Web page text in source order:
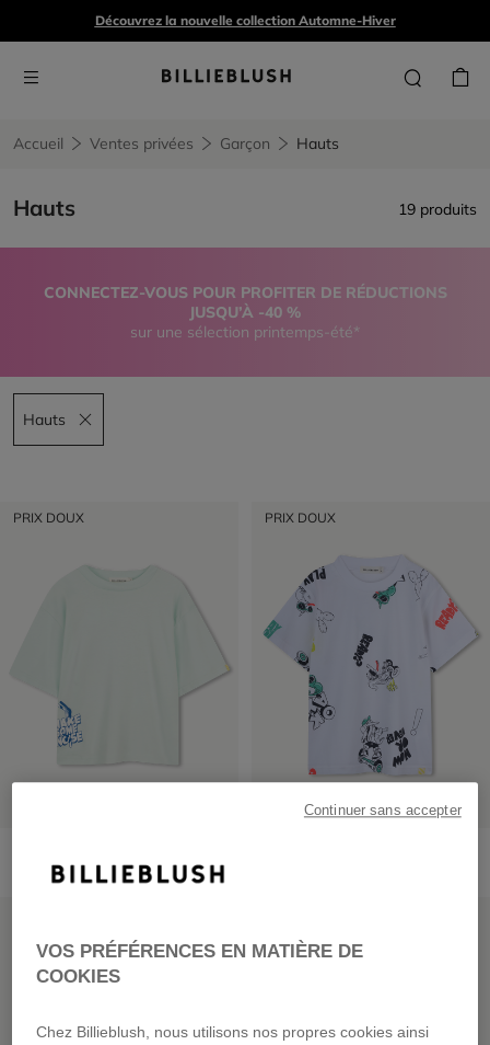
Découvrez la nouvelle collection Automne-Hiver
Accueil Ventes privées Garçon Hauts
Hauts 19 produits
CONNECTEZ-VOUS POUR PROFITER DE RÉDUCTIONS
JUSQU’À -40 %
sur une sélection printemps-été*
Hauts
Remove filter Hauts
PRIX DOUX
29,00 €
PRIX DOUX
VOS PRÉFÉRENCES EN MATIÈRE DE
COOKIES
Chez Billieblush, nous utilisons nos propres cookies ainsi
Continuer sans accepter